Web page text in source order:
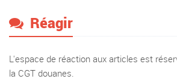
Réagir
L'espace de réaction aux articles est
la CGT douanes.